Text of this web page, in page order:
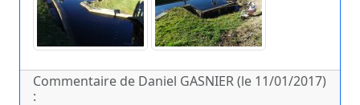
Commentaire de Daniel GASNIER (le 11/01/2017)
: